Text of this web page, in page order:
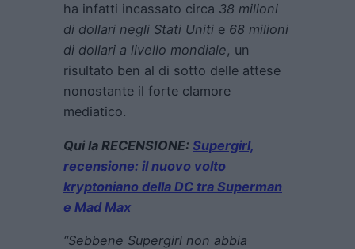
ha infatti incassato circa 38 milioni
di dollari negli Stati Uniti e 68 milioni
di dollari a livello mondiale, un
risultato ben al di sotto delle attese
nonostante il forte clamore
mediatico.
Qui la RECENSIONE: Supergirl,
recensione: il nuovo volto
kryptoniano della DC tra Superman
e Mad Max
“Sebbene Supergirl non abbia